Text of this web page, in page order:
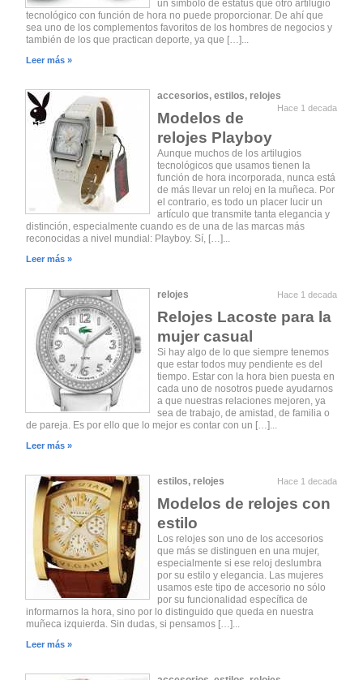
un símbolo de estatus que otro artilugio
tecnológico con función de hora no puede proporcionar. De ahí que
sea uno de los complementos favoritos de los hombres de negocios y
también de los que practican deporte, ya que […]...
Leer más »
accesorios,estilos, relojes
Hace 1 decada
Modelos de
relojes Playboy
Aunque muchos de los artilugios
tecnológicos que usamos tienen la
función de hora incorporada, nunca está
de más llevar un reloj en la muñeca. Por
el contrario, es todo un placer lucir un
artículo que transmite tanta elegancia y
distinción, especialmente cuando es de una de las marcas más
reconocidas a nivel mundial: Playboy. Sí, […]...
Leer más »
relojes Hace 1 decada
Relojes Lacoste para la
mujer casual
Si hay algo de lo que siempre tenemos
que estar todos muy pendiente es del
tiempo. Estar con la hora bien puesta en
cada uno de nosotros puede ayudarnos
a que nuestras relaciones mejoren, ya
sea de trabajo, de amistad, de familia o
de pareja. Es por ello que lo mejor es contar con un […]...
Leer más »
estilos, relojes Hace 1 decada
Modelos de relojes con
estilo
Los relojes son uno de los accesorios
que más se distinguen en una mujer,
especialmente si ese reloj deslumbra
por su estilo y elegancia. Las mujeres
usamos este tipo de accesorio no sólo
por su funcionalidad específica de
informarnos la hora, sino por lo distinguido que queda en nuestra
muñeca izquierda. Sin dudas, si pensamos […]...
Leer más »